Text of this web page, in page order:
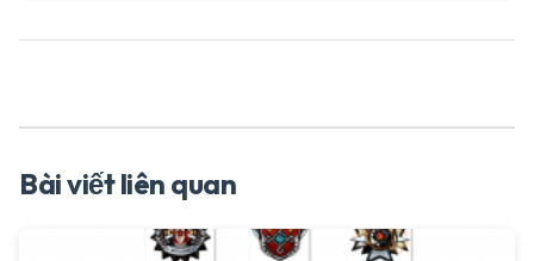
Bài viết liên quan